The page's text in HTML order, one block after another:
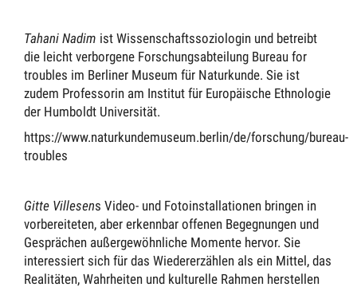
Tahani Nadim ist Wissenschaftssoziologin und betreibt
die leicht verborgene Forschungsabteilung Bureau for
troubles im Berliner Museum für Naturkunde. Sie ist
zudem Professorin am Institut für Europäische Ethnologie
der Humboldt Universität.
https://www.naturkundemuseum.berlin/de/forschung/bureau-
troubles
Gitte Villesens Video- und Fotoinstallationen bringen in
vorbereiteten, aber erkennbar offenen Begegnungen und
Gesprächen außergewöhnliche Momente hervor. Sie
interessiert sich für das Wiedererzählen als ein Mittel, das
Realitäten, Wahrheiten und kulturelle Rahmen herstellen